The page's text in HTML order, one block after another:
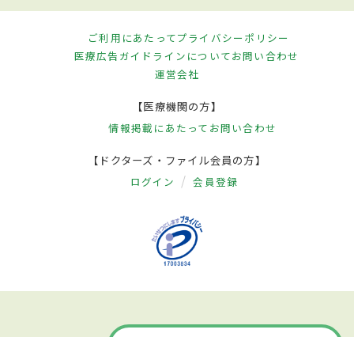
ご利用にあたってプライバシーポリシー
医療広告ガイドラインについてお問い合わせ
運営会社
【医療機関の方】
情報掲載にあたって お問い合わせ
【ドクターズ・ファイル会員の方】
ログイン 会員登録